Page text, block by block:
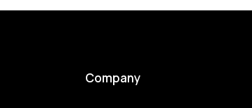
Company